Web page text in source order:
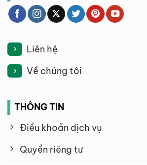
Liên hệ
Về chúng tôi
THÔNG TIN
Điều khoản dịch vụ
Quyền riêng tư